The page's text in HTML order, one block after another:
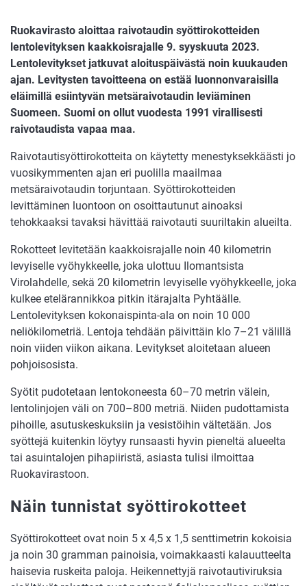
Ruokavirasto aloittaa raivotaudin syöttirokotteiden
lentolevityksen kaakkoisrajalle 9. syyskuuta 2023.
Lentolevitykset jatkuvat aloituspäivästä noin kuukauden
ajan. Levitysten tavoitteena on estää luonnonvaraisilla
eläimillä esiintyvän metsäraivotaudin leviäminen
Suomeen. Suomi on ollut vuodesta 1991 virallisesti
raivotaudista vapaa maa.
Raivotautisyöttirokotteita on käytetty menestyksekkäästi jo
vuosikymmenten ajan eri puolilla maailmaa
metsäraivotaudin torjuntaan. Syöttirokotteiden
levittäminen luontoon on osoittautunut ainoaksi
tehokkaaksi tavaksi hävittää raivotauti suuriltakin alueilta.
Rokotteet levitetään kaakkoisrajalle noin 40 kilometrin
levyiselle vyöhykkeelle, joka ulottuu Ilomantsista
Virolahdelle, sekä 20 kilometrin levyiselle vyöhykkeelle, joka
kulkee etelärannikkoa pitkin itärajalta Pyhtäälle.
Lentolevityksen kokonaispinta-ala on noin 10 000
neliökilometriä. Lentoja tehdään päivittäin klo 7–21 välillä
noin viiden viikon aikana. Levitykset aloitetaan alueen
pohjoisosista.
Syötit pudotetaan lentokoneesta 60–70 metrin välein,
lentolinjojen väli on 700–800 metriä. Niiden pudottamista
pihoille, asutuskeskuksiin ja vesistöihin vältetään. Jos
syöttejä kuitenkin löytyy runsaasti hyvin pieneltä alueelta
tai asuintalojen pihapiiristä, asiasta tulisi ilmoittaa
Ruokavirastoon.
Näin tunnistat syöttirokotteet
Syöttirokotteet ovat noin 5 x 4,5 x 1,5 senttimetrin kokoisia
ja noin 30 gramman painoisia, voimakkaasti kalauutteelta
haisevia ruskeita paloja. Heikennettyjä raivotautiviruksia